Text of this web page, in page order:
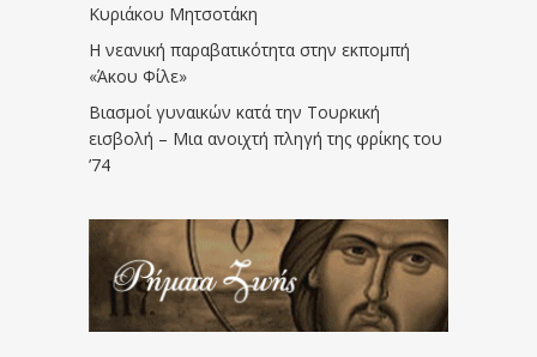
Κυριάκου Μητσοτάκη
Η νεανική παραβατικότητα στην εκπομπή
«Άκου Φίλε»
Βιασμοί γυναικών κατά την Τουρκική
εισβολή – Μια ανοιχτή πληγή της φρίκης του
’74